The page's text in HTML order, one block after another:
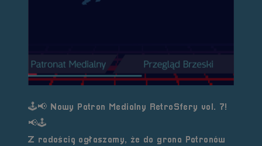
🕹️📢 Nowy Patron Medialny RetroSfery vol. 7!
📢🕹️
Z radością ogłaszamy, że do grona Patronów